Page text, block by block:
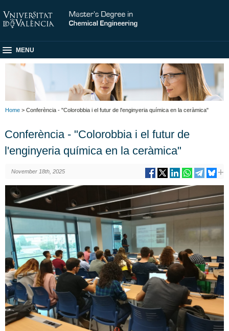
MENU
Home > Conferència - "Colorobbia i el futur de l'enginyeria química en la ceràmica"
Conferència - "Colorobbia i el futur de
l'enginyeria química en la ceràmica"
November 18th, 2025